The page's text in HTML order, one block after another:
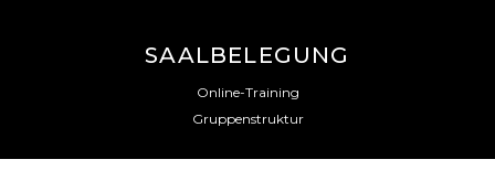
SAALBELEGUNG
Online-Training
Gruppenstruktur